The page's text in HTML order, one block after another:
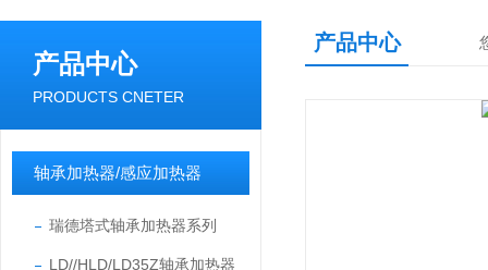
产品中心
PRODUCTS CNETER
轴承加热器/感应加热器
瑞德塔式轴承加热器系列
LD//HLD/LD35Z轴承加热器
产品中心